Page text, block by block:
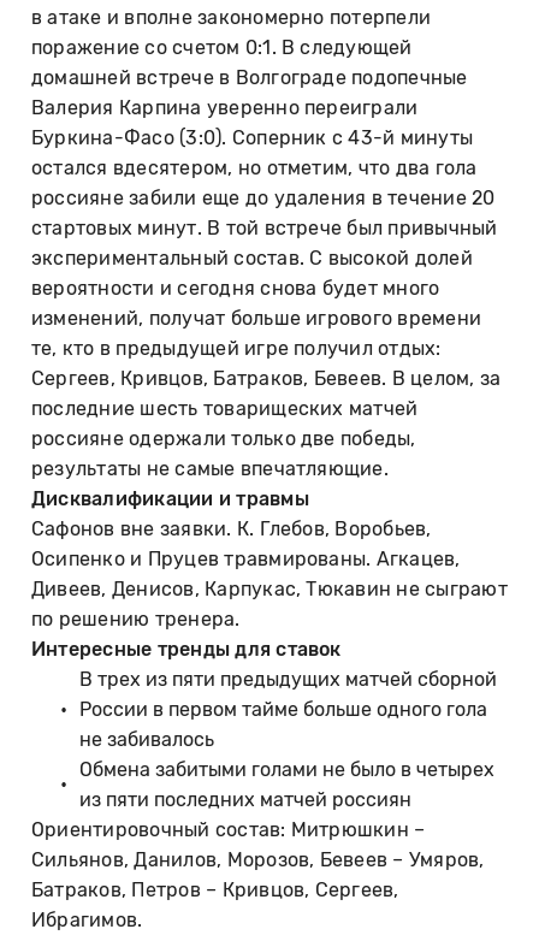
в атаке и вполне закономерно потерпели
поражение со счетом 0:1. В следующей
домашней встрече в Волгограде подопечные
Валерия Карпина уверенно переиграли
Буркина-Фасо (3:0). Соперник с 43-й минуты
остался вдесятером, но отметим, что два гола
россияне забили еще до удаления в течение 20
стартовых минут. В той встрече был привычный
экспериментальный состав. С высокой долей
вероятности и сегодня снова будет много
изменений, получат больше игрового времени
те, кто в предыдущей игре получил отдых:
Сергеев, Кривцов, Батраков, Бевеев. В целом, за
последние шесть товарищеских матчей
россияне одержали только две победы,
результаты не самые впечатляющие.
Дисквалификации и травмы
Сафонов вне заявки. К. Глебов, Воробьев,
Осипенко и Пруцев травмированы. Агкацев,
Дивеев, Денисов, Карпукас, Тюкавин не сыграют
по решению тренера.
Интересные тренды для ставок
В трех из пяти предыдущих матчей сборной
России в первом тайме больше одного гола
не забивалось
Обмена забитыми голами не было в четырех
из пяти последних матчей россиян
Ориентировочный состав: Митрюшкин –
Сильянов, Данилов, Морозов, Бевеев – Умяров,
Батраков, Петров – Кривцов, Сергеев,
Ибрагимов.